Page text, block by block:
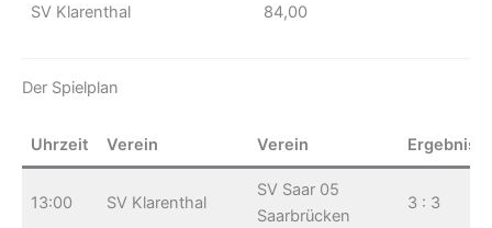
SV Klarenthal 84,00
Der Spielplan
Uhrzeit Verein Verein Ergebnis
13:00 SV Klarenthal
SV Saar 05
Saarbrücken
3 : 3